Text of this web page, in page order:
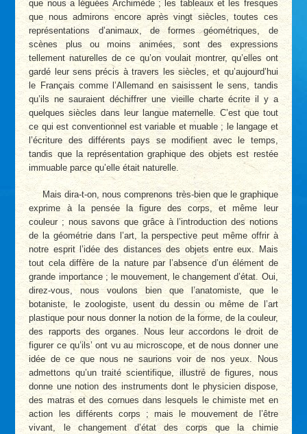
que nous a léguées Archimède ; les tableaux et les fresques
que nous admirons encore après vingt siècles, toutes ces
représentations d’animaux, de formes géométriques, de
scènes plus ou moins animées, sont des expressions
tellement naturelles de ce qu’on voulait montrer, qu’elles ont
gardé leur sens précis à travers les siècles, et qu’aujourd’hui
le Français comme l’Allemand en saisissent le sens, tandis
qu’ils ne sauraient déchiffrer une vieille charte écrite il y a
quelques siècles dans leur langue maternelle. C’est que tout
ce qui est conventionnel est variable et muable ; le langage et
l’écriture des différents pays se modifient avec le temps,
tandis que la représentation graphique des objets est restée
immuable parce qu’elle était naturelle.
Mais dira-t-on, nous comprenons très-bien que le graphique
exprime à la pensée la figure des corps, et même leur
couleur ; nous savons que grâce à l’introduction des notions
de la géométrie dans l’art, la perspective peut même offrir à
notre esprit l’idée des distances des objets entre eux. Mais
tout cela diffère de la nature par l’absence d’un élément de
grande importance ; le mouvement, le changement d’état. Oui,
direz-vous, nous voulons bien que l’anatomiste, que le
botaniste, le zoologiste, usent du dessin ou même de l’art
plastique pour nous donner la notion de la forme, de la couleur,
des rapports des organes. Nous leur accordons le droit de
figurer ce qu’ils’ ont vu au microscope, et de nous donner une
idée de ce que nous ne saurions voir de nos yeux. Nous
admettons qu’un traité scientifique, illustré de figures, nous
donne une notion des instruments dont le physicien dispose,
des matras et des cornues dans lesquels le chimiste met en
action les différents corps ; mais le mouvement de l’être
vivant, le changement d’état des corps que la chimie